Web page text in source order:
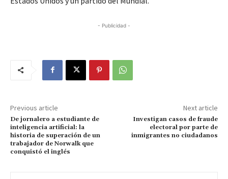
- Publicidad -
Previous article
De jornalero a estudiante de
inteligencia artificial: la
historia de superación de un
trabajador de Norwalk que
conquistó el inglés
Next article
Investigan casos de fraude
electoral por parte de
inmigrantes no ciudadanos